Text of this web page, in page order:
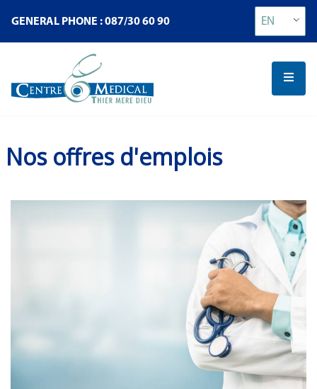
GENERAL PHONE : 087/30 60 90 EN
Nos offres d'emplois